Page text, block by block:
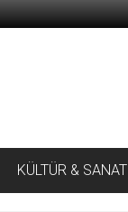
KÜLTÜR & SANAT